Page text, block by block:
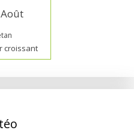
Août
croissant